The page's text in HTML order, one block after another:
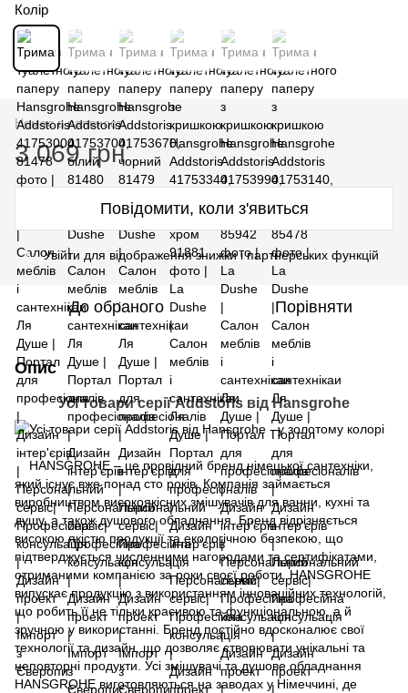
Колір
Немає в наявності
3 069 грн
Повідомити, коли з'явиться
% Увійти для відображення знижки і партнерських функцій
До обраного Порівняти
Опис
Усі товари серії Addstoris від Hansgrohe
HANSGROHE – це провідний бренд німецької сантехніки,
який існує вже понад сто років. Компанія займається
виробництвом високоякісних змішувачів для ванни, кухні та
душу, а також душового обладнання. Бренд відрізняється
високою якістю продукції та екологічною безпекою, що
підтверджується численними нагородами та сертифікатами,
отриманими компанією за роки своєї роботи. HANSGROHE
випускає продукцію з використанням інноваційних технологій,
що робить її не тільки красивою та функціональною, а й
зручною у використанні. Бренд постійно вдосконалює свої
технології та дизайн, що дозволяє створювати унікальні та
неповторні продукти. Усі змішувачі та душове обладнання
HANSGROHE виготовляються на заводах у Німеччині, де